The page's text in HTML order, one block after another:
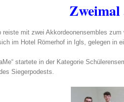
Zweimal
mit zwei Akkordeonensembles
im Hotel Römerhof in Igls, gelegen in
startete in der Kategorie
Siegerpodests.